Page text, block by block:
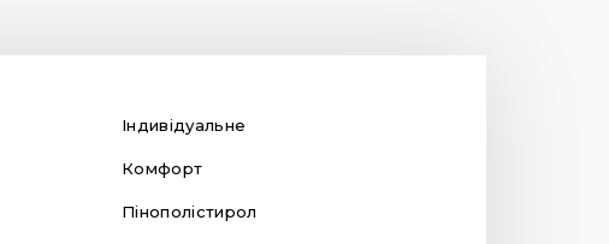
Індивідуальне
Комфорт
Пінополістирол